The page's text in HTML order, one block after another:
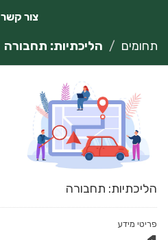
צור קשר
תחומים הליכתיות: תחבורה
הליכתיות: תחבורה
פריטי מידע